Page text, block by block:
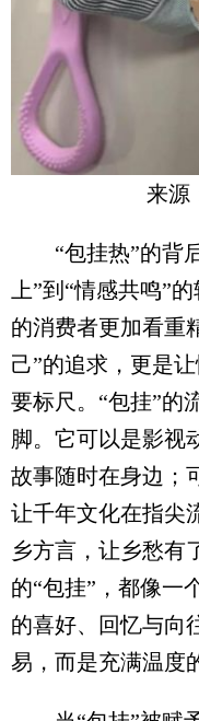
来源
“包挂热”的背后
上”到“情感共鸣”
的消费者更加看重
己”的追求，更是
要标尺。“包挂”的
脚。它可以是影视
故事随时在身边；
让千年文化在指尖
乡方言，让乡愁有
的“包挂”，都像一
的喜好、回忆与向
易，而是充满温度